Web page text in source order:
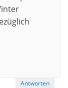
Antworten